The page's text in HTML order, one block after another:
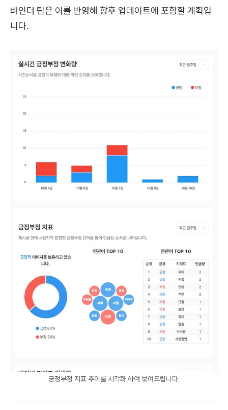
바인더 팀은 이를 반영해 향후 업데이트에 포함할 계획입
니다.
긍정부정 지표 추이를 시각화 하여 보여드립니다.